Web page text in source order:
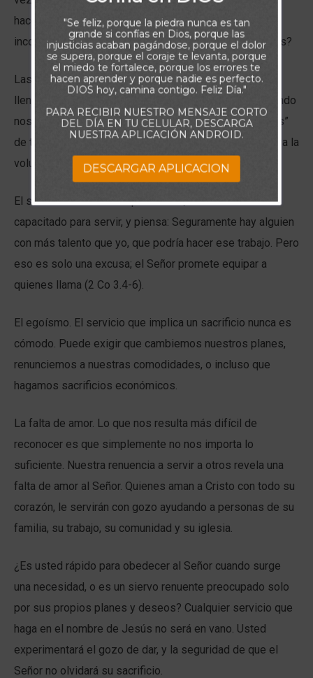
hacer eso! O tal vez le sirvió, pero con una actitud
incorrecta.¿Qué hace que seamos servidores renuentes?
Las ocupaciones: A veces, nuestras agendas están tan
llenas, que no hay espacio para obedecer al Señor cuando
nos llama a servir. Todos necesitamos tener “márgenes”
de tiempo en nuestras vidas si queremos someternos a la
voluntad de Dios.
El sentimiento de incompetencia. Quizás no se siente
capacitado para servir, y piensa: Seguramente hay alguien
con más talento que yo, que podría hacer ese trabajo. Pero
eso es solo una excusa; el Señor promete equipar a
quienes llama (2 Co 3.4-6).
El egoísmo. El servicio que implica un sacrificio nunca es
cómodo. Puede exigir que cambiemos nuestros planes,
renunciemos a nuestras comodidades, o incluso que
hagamos sacrificios económicos.
La falta de amor. Lo que nos resulta más difícil de
reconocer es que simplemente no nos importa lo
suficiente. Nuestra renuencia a servir a otros revela una
falta de amor al Señor. Quienes aman a Cristo con todo su
corazón, le servirán con gozo ayudando a personas de su
familia, su trabajo, su comunidad y su iglesia.
¿Es usted rápido para obedecer al Señor cuando surge
una necesidad, o es un siervo renuente preocupado solo
por sus propios planes y deseos? Cualquier servicio que
haga en el nombre de Jesús no será en vano. Usted
experimentará el gozo de dar, y la seguridad de que el
Señor no olvidará su sacrificio.
"Se feliz, porque la piedra nunca es tan
grande si confías en Dios, porque las
injusticias acaban pagándose, porque el dolor
se supera, porque el coraje te levanta, porque
el miedo te fortalece, porque los errores te
hacen aprender y porque nadie es perfecto.
DIOS hoy, camina contigo. Feliz Día."
PARA RECIBIR NUESTRO MENSAJE CORTO
DEL DÍA EN TU CELULAR, DESCARGA
NUESTRA APLICACIÓN ANDROID.
DESCARGAR APLICACION